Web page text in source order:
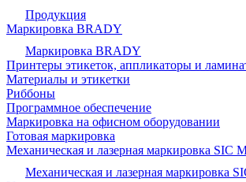
Продукция
Маркировка BRADY
Маркировка BRADY
Принтеры этикеток, аппликаторы и
Материалы и этикетки
Риббоны
Программное обеспечение
Маркировка на офисном оборудовании
Готовая маркировка
Механическая и лазерная маркировка SIC
Механическая и лазерная маркировка